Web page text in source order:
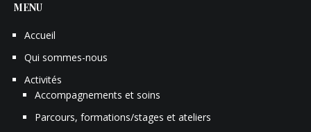
MENU
Accueil
Qui sommes-nous
Activités
Accompagnements et soins
Parcours, formations/stages et ateliers